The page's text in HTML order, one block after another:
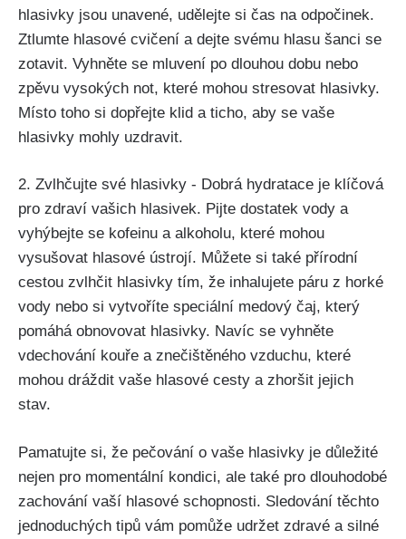
hlasivky ⁤jsou unavené, udělejte ‌si čas ‍na odpočinek.
Ztlumte hlasové cvičení a dejte svému hlasu​ šanci se⁢
zotavit.‌ Vyhněte se mluvení po ⁢dlouhou dobu nebo
zpěvu vysokých not, které mohou‍ stresovat hlasivky.
Místo toho si dopřejte klid a ticho, aby ‌se vaše‌
hlasivky mohly uzdravit.
2. Zvlhčujte své hlasivky ⁣- Dobrá hydratace je klíčová
pro zdraví ​vašich hlasivek. Pijte dostatek vody a⁤
vyhýbejte se kofeinu a‌ alkoholu, ‍které mohou
vysušovat​ hlasové ústrojí. Můžete si také přírodní
cestou zvlhčit hlasivky tím,‍ že inhalujete ‌páru z horké
vody nebo si vytvoříte speciální medový ⁢čaj, který
⁤pomáhá obnovovat hlasivky. Navíc se vyhněte
vdechování kouře a znečištěného vzduchu, které
mohou dráždit vaše hlasové cesty a ‍zhoršit ⁤jejich
stav.
Pamatujte si, že pečování o vaše hlasivky je důležité
nejen‍ pro ​momentální kondici, ale také pro dlouhodobé
zachování vaší ‌hlasové schopnosti. Sledování těchto
jednoduchých ​tipů vám pomůže udržet zdravé a⁣ silné